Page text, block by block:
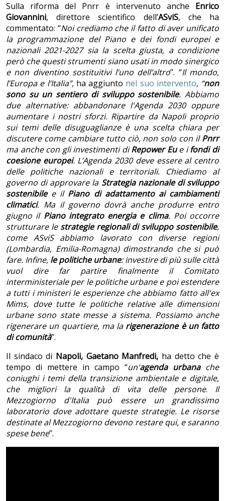
Sulla riforma del Pnrr è intervenuto anche Enrico
Giovannini, direttore scientifico dell’ASviS, che ha
commentato: “Noi crediamo che il fatto di aver unificato
la programmazione del Piano e dei fondi europei e
nazionali 2021-2027 sia la scelta giusta, a condizione
però che questi strumenti siano usati in modo sinergico
e non diventino sostituitivi l’uno dell’altro”. “Il mondo,
l’Europa e l’Italia”, ha aggiunto nel suo intervento, “non
sono su un sentiero di sviluppo sostenibile. Abbiamo
due alternative: abbandonare l'Agenda 2030 oppure
aumentare i nostri sforzi. Ripartire da Napoli proprio
sui temi delle disuguaglianze è una scelta chiara per
discutere come cambiare tutto ciò, non solo con ilPnrr
ma anche con gli investimenti diRepower Eue ifondi di
coesione europei. L’Agenda 2030 deve essere al centro
delle politiche nazionali e territoriali. Chiediamo al
governo di approvare la Strategia nazionale di sviluppo
sostenibilee il Piano di adattamento ai cambiamenti
climatici. Ma il governo dovrà anche produrre entro
giugno il Piano integrato energia e clima. Poi occorre
strutturare le strategie regionali di sviluppo sostenibile,
come ASviS abbiamo lavorato con diverse regioni
(Lombardia, Emilia-Romagna) dimostrando che si può
fare. Infine, le politiche urbane: investire di più sulle città
vuol dire far partire finalmente il Comitato
interministeriale per le politiche urbane e poi estendere
a tutti i ministeri le esperienze che abbiamo fatto all'ex
Mims, dove tutte le politiche relative alle dimensioni
urbane sono state messe a sistema. Possiamo anche
rigenerare un quartiere, ma la rigenerazione è un fatto
di comunità”.
Il sindaco di Napoli, Gaetano Manfredi, ha detto che è
tempo di mettere in campo “un'agenda urbana che
coniughi i temi della transizione ambientale e digitale,
che migliori la qualità di vita delle persone. Il
Mezzogiorno d'Italia può essere un grandissimo
laboratorio dove adottare queste strategie. Le risorse
destinate al Mezzogiorno devono restare qui, e saranno
spese bene”.